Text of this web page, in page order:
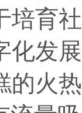
培育
发展
的火